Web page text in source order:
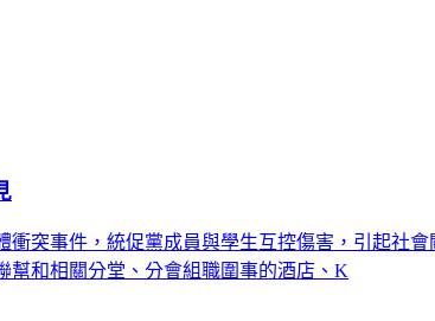
衝突事件，統促黨成員與學生互控傷害，引起社
幫和相關分堂、分會組職圍事的酒店、K